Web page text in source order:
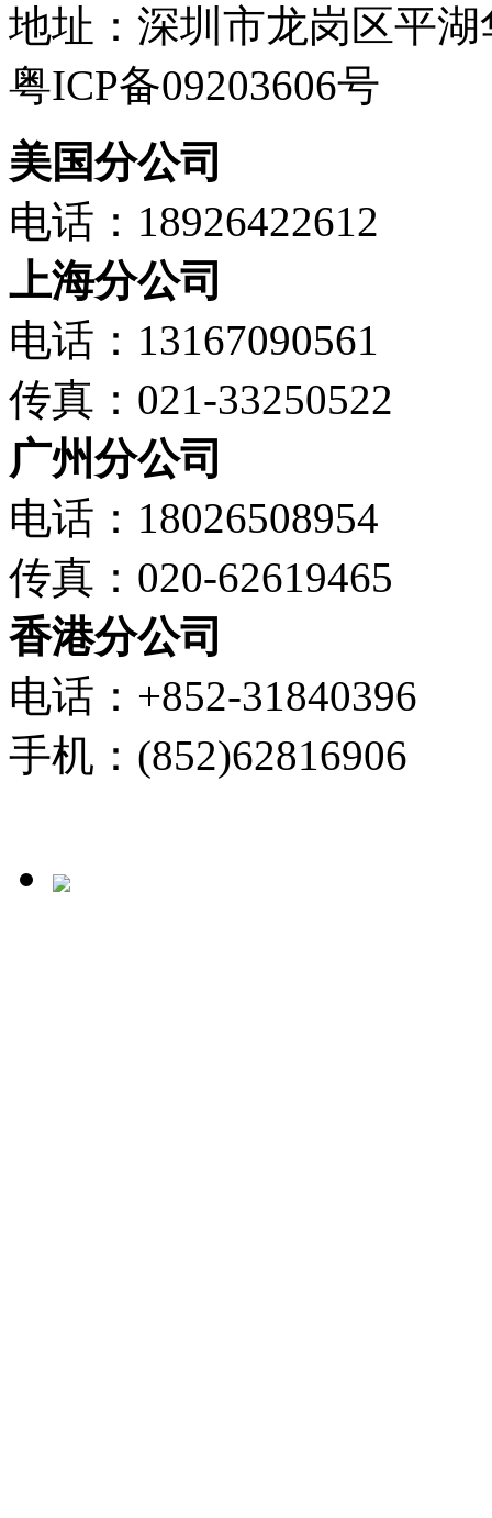
地址：深圳市龙岗区平
粤ICP备09203606号
美国分公司
电话：18926422612
上海分公司
电话：13167090561
传真：021-33250522
广州分公司
电话：18026508954
传真：020-62619465
香港分公司
电话：+852-31840396
手机：(852)62816906